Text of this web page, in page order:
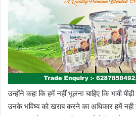
उन्होंने कहा कि हमें नहीं भूलना चाहिए कि भावी
उनके भविष्य को खराब करने का अधिकार हमें नही